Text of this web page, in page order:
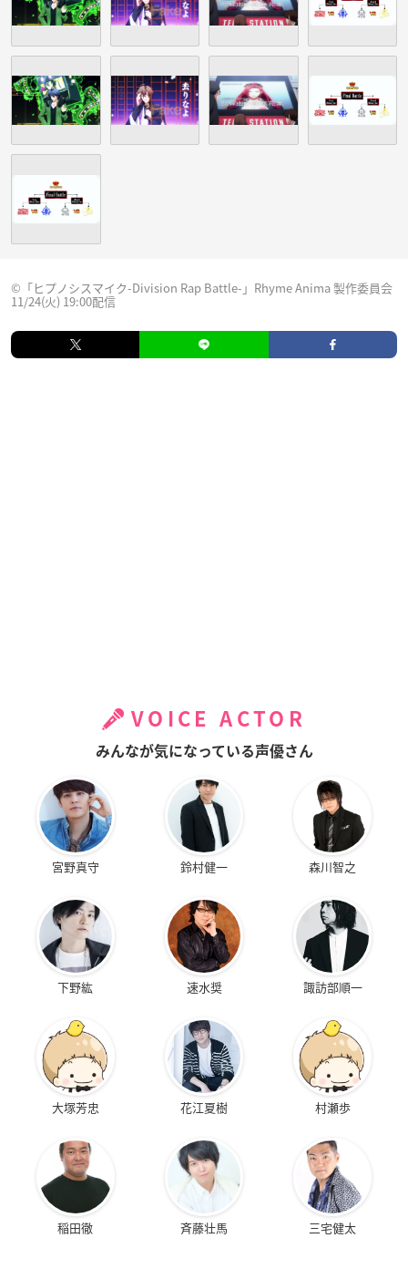
©「ヒプノシスマイク-Division Rap Battle-」Rhyme Anima 製作委員会
11/24(火) 19:00配信
VOICE ACTOR
みんなが気になっている声優さん
宮野真守 鈴村健一 森川智之
下野紘 速水奨 諏訪部順一
大塚芳忠 花江夏樹 村瀬歩
稲田徹 斉藤壮馬 三宅健太